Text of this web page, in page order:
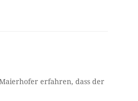
erfahren, dass der